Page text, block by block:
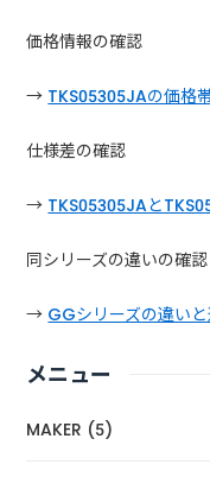
価格情報の確認
→ TKS05305JAの価格
仕様差の確認
→ TKS05305JAと
同シリーズの違いの確認
→ GGシリーズの違い
メニュー
MAKER (5)